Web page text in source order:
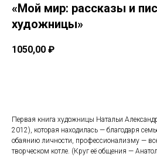
«Мой мир: рассказы и
художницы»
1050,00 ₽
Первая книга художницы Натальи
2012), которая находилась — благодаря
обаянию личности, профессионализму —
творческом котле. (Круг её общения —